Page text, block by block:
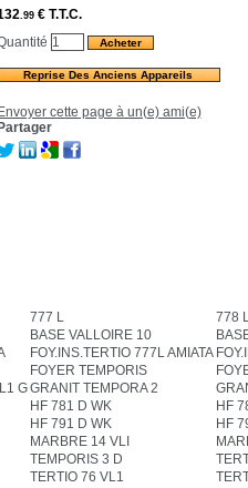
.99€ T.T.C.
Reprise Des Anciens Appareils
Envoyer cette page à un(e) ami(e)
Partager
777 L
778
BASE VALLOIRE 10
FOY.INS.TERTIO 777L AMIATA
FOYER TEMPORIS
GGRANIT TEMPORA 2
HF 781 D WK
HF
HF 791 D WK
HF
MARBRE 14 VLI
TEMPORIS 3 D
TERTIO 76 VL1